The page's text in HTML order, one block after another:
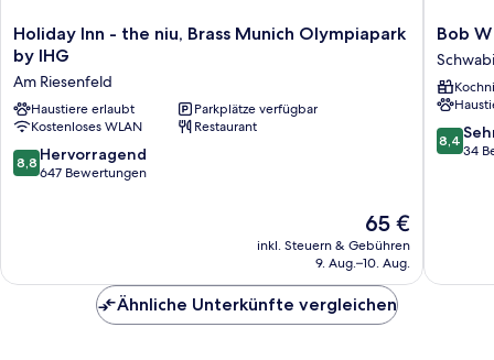
Holiday
Inn
the
niu,
Brass
Munich
Olympiapark
Holiday Inn - the niu, Brass Munich Olympiapark
by IHG
Am Riesenfeld
Haustiere erlaubt
Parkplätze verfügbar
Kostenloses WLAN
Restaurant
8.8
von
8,8 Hervorragend
647 Bewertungen
Der
Preis
beträgt
65 €
inkl. Steuern & Gebühren
9. Aug.–10. Aug.
Bob
W
Munich
Bob
8.4
von
8,4
34
Ähnliche Unterkünfte vergleichen